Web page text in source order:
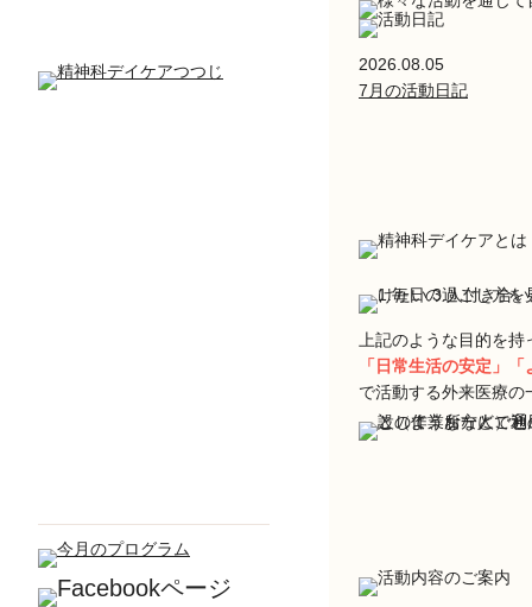
2026.08.05
7月の活動日記
上記のような目的を持
「日常生活の安定」
で活動する外来医療の